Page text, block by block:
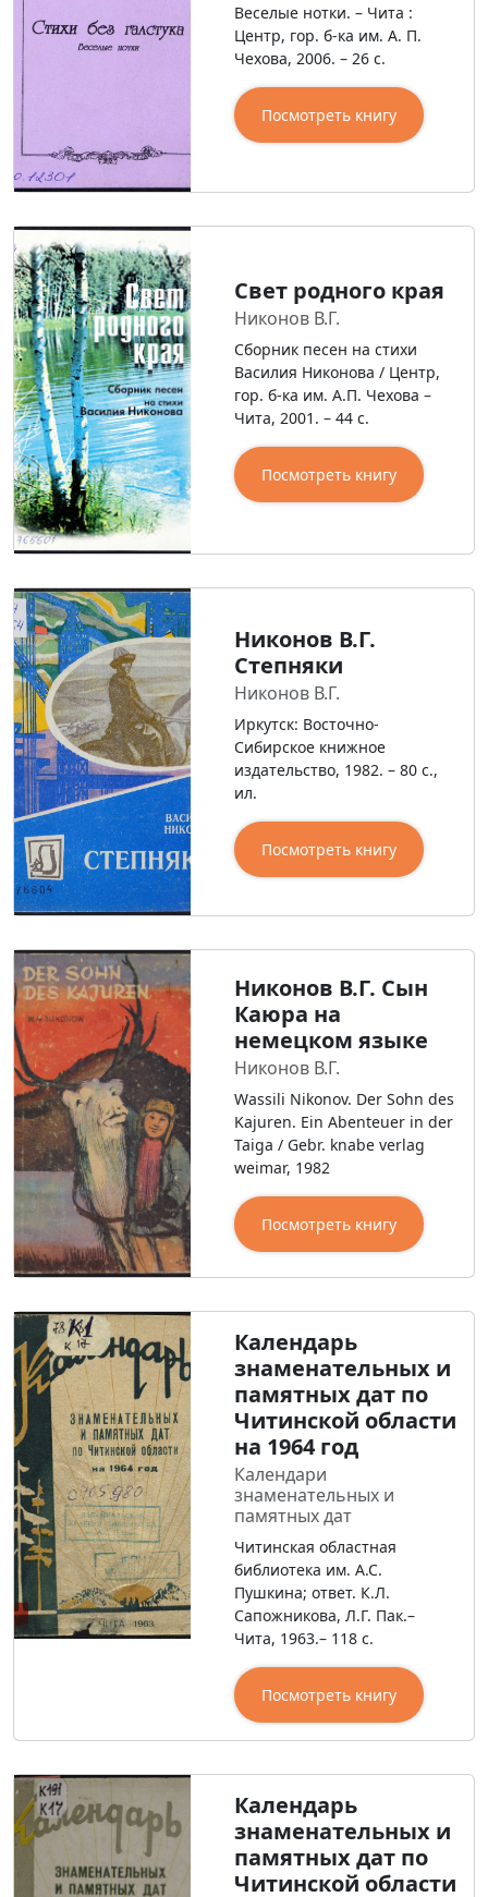
Веселые нотки. – Чита :
Центр, гор. б-ка им. А. П.
Чехова, 2006. – 26 с.
Посмотреть книгу
Свет родного края
Никонов В.Г.
Сборник песен на стихи
Василия Никонова / Центр,
гор. б-ка им. А.П. Чехова –
Чита, 2001. – 44 с.
Посмотреть книгу
Никонов В.Г.
Степняки
Никонов В.Г.
Иркутск: Восточно-
Сибирское книжное
издательство, 1982. – 80 с.,
ил.
Посмотреть книгу
Никонов В.Г. Сын
Каюра на
немецком языке
Никонов В.Г.
Wassili Nikonov. Der Sohn des
Kajuren. Ein Abenteuer in der
Taiga / Gebr. knabe verlag
weimar, 1982
Посмотреть книгу
Календарь
знаменательных и
памятных дат по
Читинской области
на 1964 год
Календари
знаменательных и
памятных дат
Читинская областная
библиотека им. А.С.
Пушкина; ответ. К.Л.
Сапожникова, Л.Г. Пак.–
Чита, 1963.– 118 с.
Посмотреть книгу
Календарь
знаменательных и
памятных дат по
Читинской области